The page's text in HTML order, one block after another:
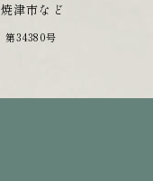
津市など
第34380号